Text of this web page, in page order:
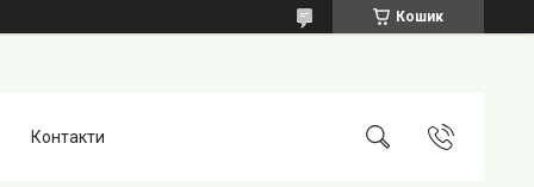
Кошик
Контакти